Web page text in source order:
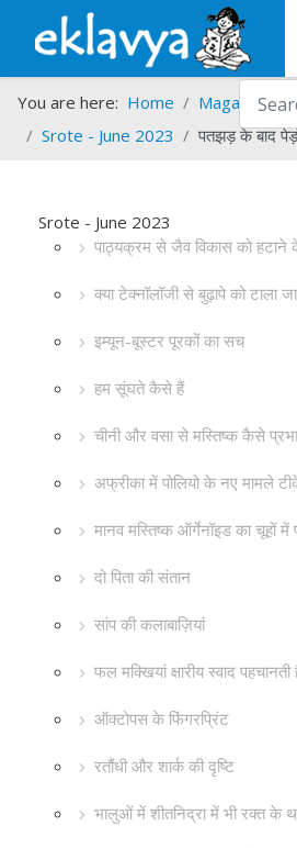
Search
You are here: Home Magazines
Srote - June 2023
पतझड़ के बाद
Srote - June 2023
पाठ्यक्रम से जैव विकास को हटाने
क्या टेक्नॉलॉजी से बुढ़ापे को टाला
इम्यून-बूस्टर पूरकों का सच
हम सूंघते कैसे हैं
चीनी और वसा से मस्तिष्क कैसे
अफ्रीका में पोलियो के नए मामले
मानव मस्तिष्क ऑर्गेनॉइड का चूहों में
दो पिता की संतान
सांप की कलाबाज़ियां
फल मक्खियां क्षारीय स्वाद पहचानती
ऑक्टोपस के फिंगरप्रिंट
रतौंधी और शार्क की दृष्टि
भालुओं में शीतनिद्रा में भी रक्त के